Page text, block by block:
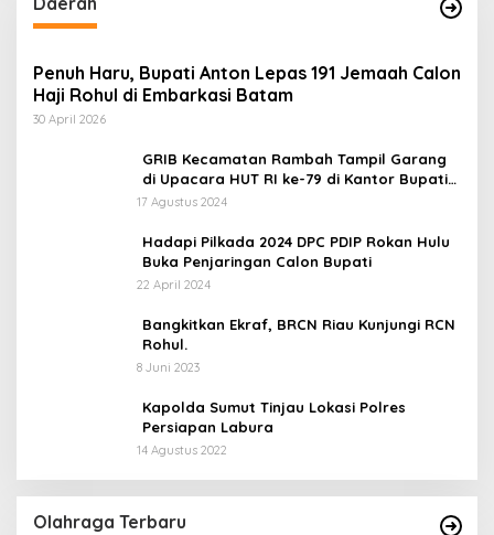
Penuh Haru, Bupati Anton Lepas 191 Jemaah Calon
Haji Rohul di Embarkasi Batam
30 April 2026
GRIB Kecamatan Rambah Tampil Garang
di Upacara HUT RI ke-79 di Kantor Bupati
Rokan Hulu!
17 Agustus 2024
Hadapi Pilkada 2024 DPC PDIP Rokan Hulu
Buka Penjaringan Calon Bupati
22 April 2024
Bangkitkan Ekraf, BRCN Riau Kunjungi RCN
Rohul.
8 Juni 2023
Kapolda Sumut Tinjau Lokasi Polres
Persiapan Labura
14 Agustus 2022
Olahraga Terbaru